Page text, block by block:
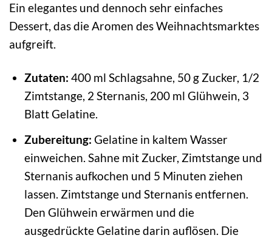
Ein elegantes und dennoch sehr einfaches
Dessert, das die Aromen des Weihnachtsmarktes
aufgreift.
Zutaten: 400 ml Schlagsahne, 50 g Zucker, 1/2
Zimtstange, 2 Sternanis, 200 ml Glühwein, 3
Blatt Gelatine.
Zubereitung: Gelatine in kaltem Wasser
einweichen. Sahne mit Zucker, Zimtstange und
Sternanis aufkochen und 5 Minuten ziehen
lassen. Zimtstange und Sternanis entfernen.
Den Glühwein erwärmen und die
ausgedrückte Gelatine darin auflösen. Die